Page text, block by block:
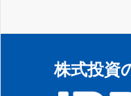
株式投資